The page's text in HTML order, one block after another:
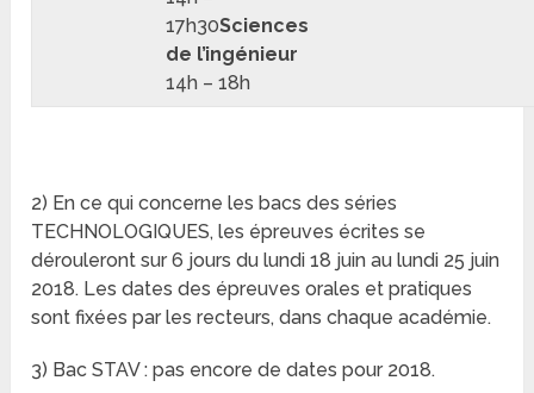
17h30Sciences
de l’ingénieur
14h – 18h
2) En ce qui concerne les bacs des séries
TECHNOLOGIQUES, les épreuves écrites se
dérouleront sur 6 jours du lundi 18 juin au lundi 25 juin
2018. Les dates des épreuves orales et pratiques
sont fixées par les recteurs, dans chaque académie.
3) Bac STAV : pas encore de dates pour 2018.